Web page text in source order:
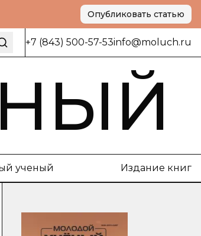
Опубликовать статью
+7 (843) 500-57-53info@moluch.ru
ученый Издание книг